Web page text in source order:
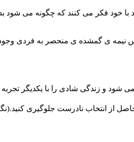
با خود فکر می کنند که چگونه می
نیمه ی گمشده ی منحصر به فردی وجود
و زندگی شادی را با یکدیگر تجربه
از انتخاب نادرست جلوگیری